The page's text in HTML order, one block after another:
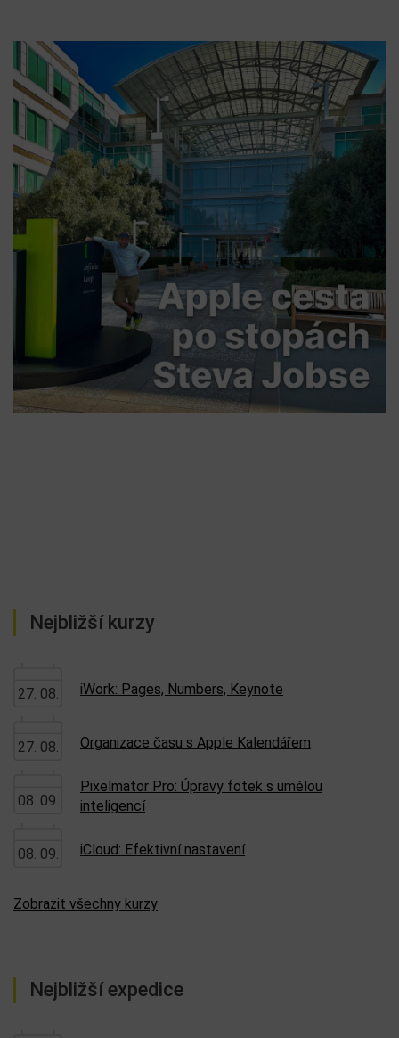
Nejbližší kurzy
27. 08. iWork: Pages, Numbers, Keynote
27. 08. Organizace času s Apple Kalendářem
08. 09.
Pixelmator Pro: Úpravy fotek s umělou
inteligencí
08. 09. iCloud: Efektivní nastavení
Zobrazit všechny kurzy
Nejbližší expedice